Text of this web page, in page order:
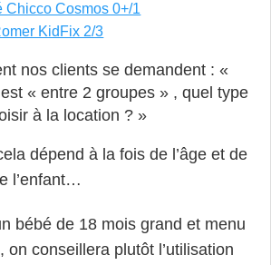
Chicco Cosmos 0+/1
KidFix 2/3
nos clients se demandent : «
« entre 2 groupes » , quel type
à la location ? »
dépend à la fois de l’âge et de
l’enfant…
bébé de 18 mois grand et menu
on conseillera plutôt l’utilisation